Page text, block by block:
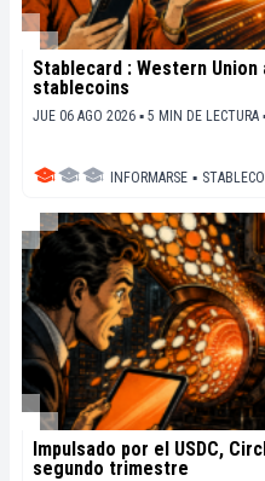
Stablecard : Western
stablecoins
JUE 06 AGO 2026 ▪ 5 MIN DE LECTURA
INFORMARSE ▪
Impulsado por el USDC,
segundo trimestre